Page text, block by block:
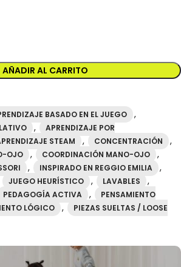
AÑADIR AL CARRITO
BASADO EN EL JUEGO ,
,
APRENDIZAJE POR
STEAM , CONCENTRACIÓN ,
OJO , COORDINACIÓN MANO-OJO ,
, INSPIRADO EN REGGIO EMILIA ,
JUEGO HEURÍSTICO , LAVABLES ,
PEDAGOGÍA ACTIVA ,
PENSAMIENTO
LÓGICO ,
PIEZAS SUELTAS / LOOSE